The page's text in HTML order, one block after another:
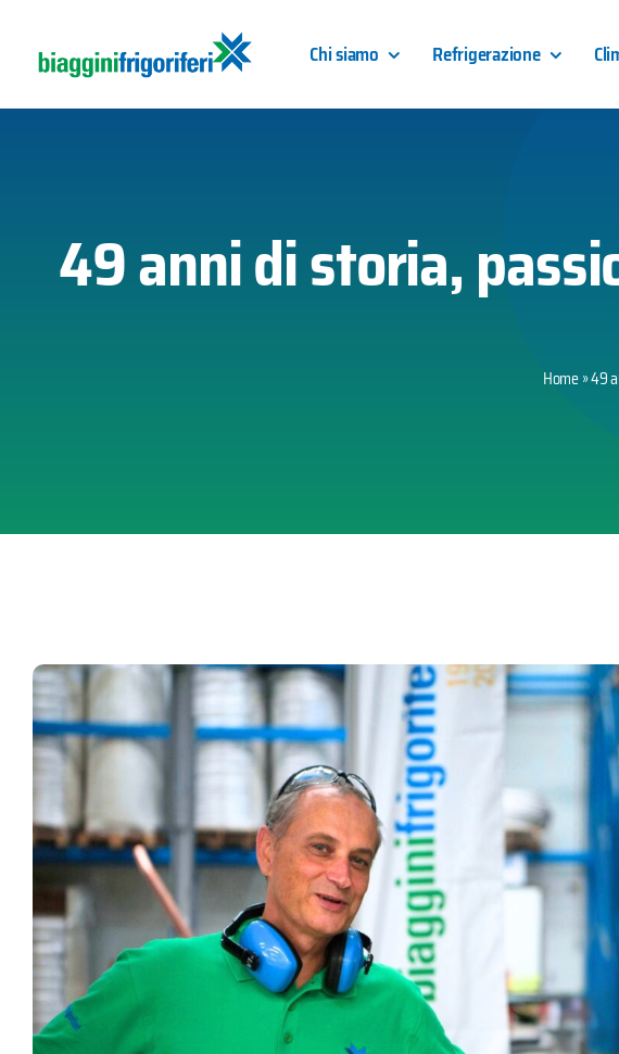
content
Chi siamo Refrigerazione
49 anni di storia,
Home»49